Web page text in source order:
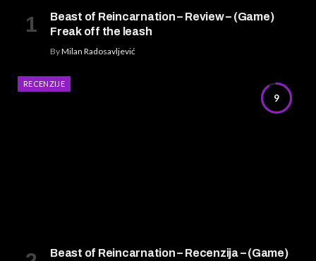
Beast of Reincarnation – Review – (Game)
Freak off the leash
ByMilan Radosavljević
9
RECENZIJE
Beast of Reincarnation – Recenzija – (Game)